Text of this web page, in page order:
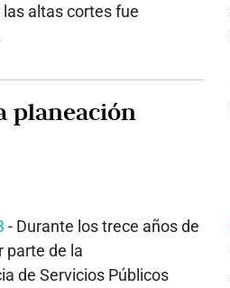
altas cortes fue
Emcali y la planeación
- Durante los trece años de
parte de la
de Servicios Públicos